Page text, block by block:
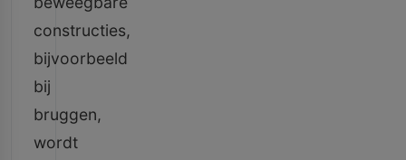
constructies,
bijvoorbeeld
bij
bruggen,
wordt